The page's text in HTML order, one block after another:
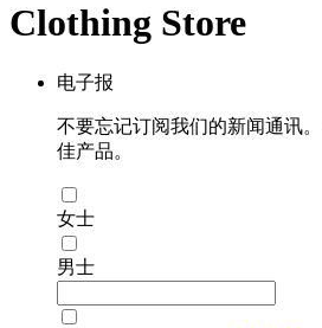
Clothing Store
电子报
不要忘记订阅我们的新闻通讯
佳产品。
女士
男士